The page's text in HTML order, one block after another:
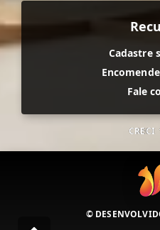
Cadastre
Fale
CRECI
©